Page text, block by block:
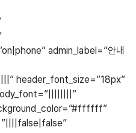
admin_label=”안내
header_font_size=”18px”